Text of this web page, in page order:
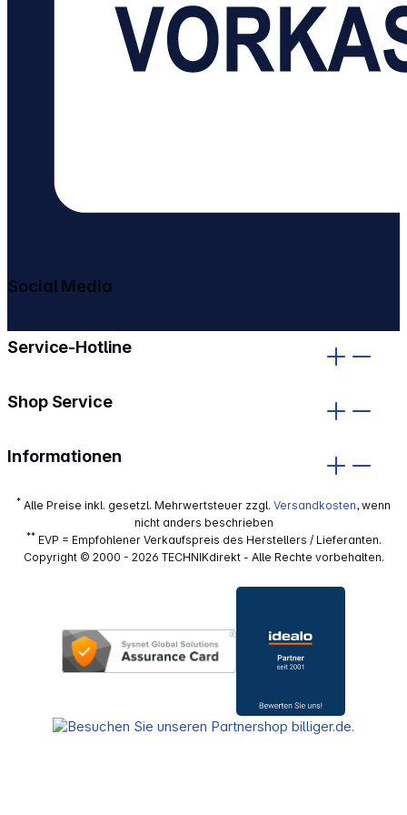
Service-Hotline
Shop Service
Informationen
Social Media
* Alle Preise inkl. gesetzl. Mehrwertsteuer zzgl. Versandkosten, wenn
nicht anders beschrieben
**EVP = Empfohlener Verkaufspreis des Herstellers / Lieferanten.
Copyright © 2000 - 2026 TECHNIKdirekt - Alle Rechte vorbehalten.